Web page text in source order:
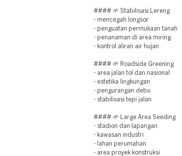
#### 🌱 Stabilisasi Lereng
- mencegah longsor
- penguatan permukaan tanah
- penanaman di area miring
- kontrol aliran air hujan
#### 🌱 Roadside Greening
- area jalan tol dan nasional
- estetika lingkungan
- pengurangan debu
- stabilisasi tepi jalan
#### 🌱 Large Area Seeding
- stadion dan lapangan
- kawasan industri
- lahan perumahan
- area proyek konstruksi